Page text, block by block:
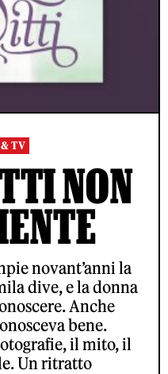
TV
NON
novant’anni la
dive, e la donna
Anche
bene.
il mito, il
Un ritratto